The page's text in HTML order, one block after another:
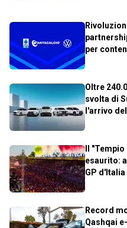
per
Oltre
svolta di
l'arrivo
Il
esaurito:
GP d'Italia
Record
Qashqai